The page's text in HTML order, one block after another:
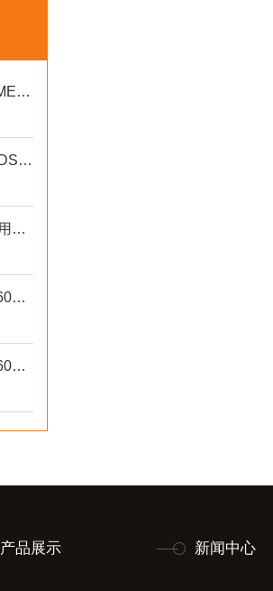
移动式8寸防汛柴油机水泵ECP80ME产品介绍
应急抢险6寸双缸柴油机水泵ST60DS产品介绍
自吸泵的结构原理与多领域输水应用探析
城市抢险用6寸双缸柴油机水泵ST60DS产品介绍
移动式6寸双缸防汛柴油机水泵ST60SD产品介绍
产品展示 新闻中心